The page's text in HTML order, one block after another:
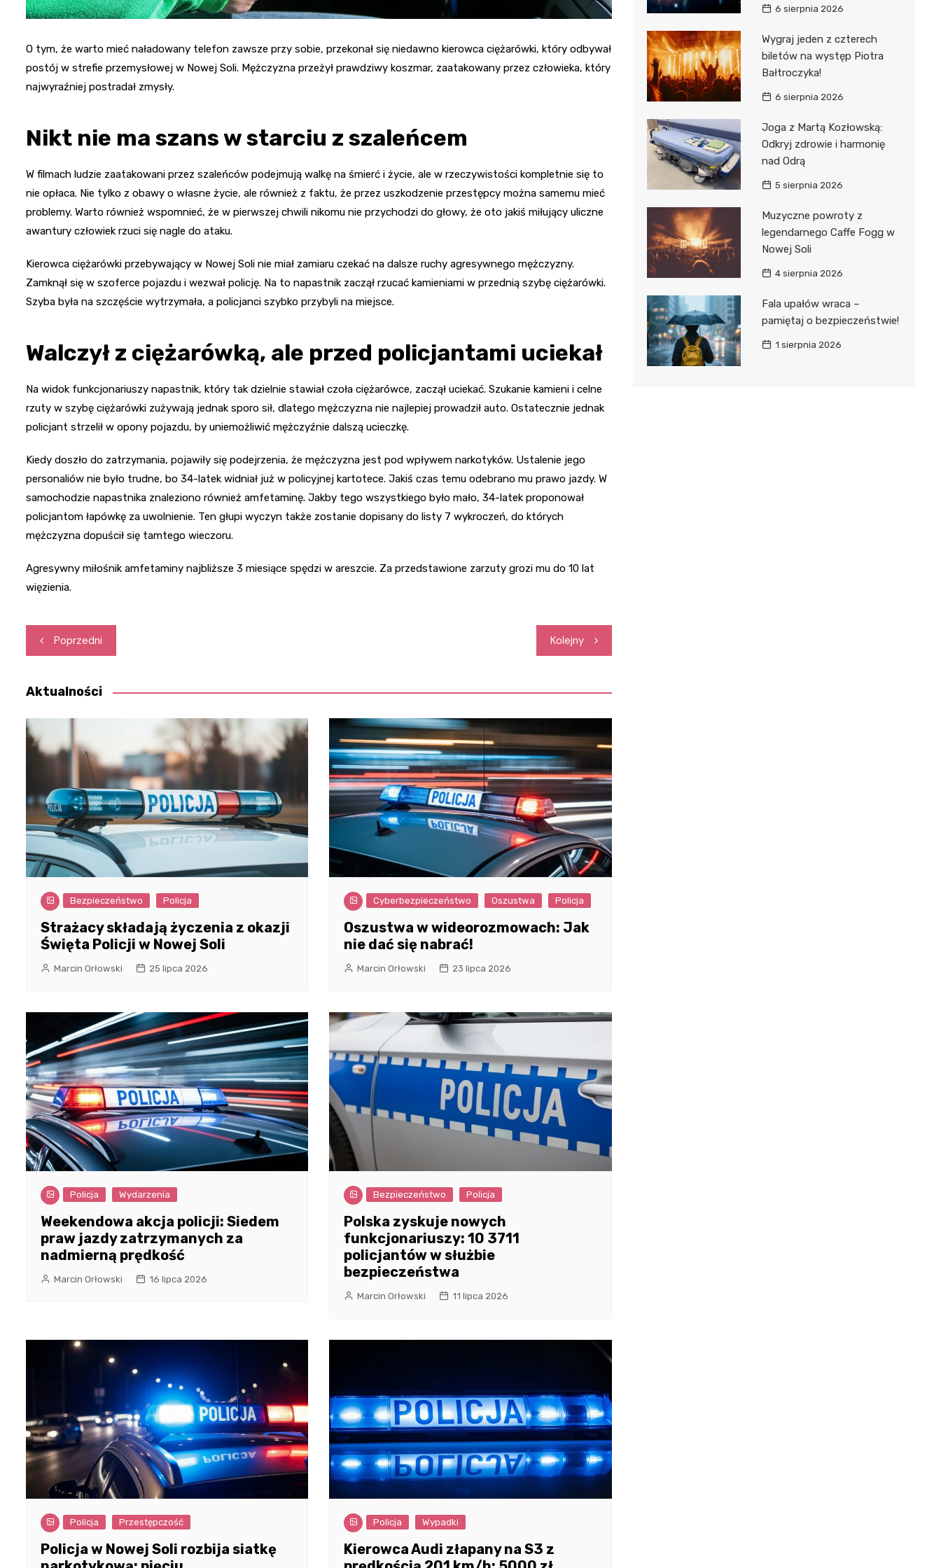
O tym, że warto mieć naładowany telefon zawsze przy sobie, przekonał się niedawno kierowca ciężarówki, który odbywał
postój w strefie przemysłowej w Nowej Soli. Mężczyzna przeżył prawdziwy koszmar, zaatakowany przez człowieka, który
najwyraźniej postradał zmysły.
Nikt nie ma szans w starciu z szaleńcem
W filmach ludzie zaatakowani przez szaleńców podejmują walkę na śmierć i życie, ale w rzeczywistości kompletnie się to
nie opłaca. Nie tylko z obawy o własne życie, ale również z faktu, że przez uszkodzenie przestępcy można samemu mieć
problemy. Warto również wspomnieć, że w pierwszej chwili nikomu nie przychodzi do głowy, że oto jakiś miłujący uliczne
awantury człowiek rzuci się nagle do ataku.
Kierowca ciężarówki przebywający w Nowej Soli nie miał zamiaru czekać na dalsze ruchy agresywnego mężczyzny.
Zamknął się w szoferce pojazdu i wezwał policję. Na to napastnik zaczął rzucać kamieniami w przednią szybę ciężarówki.
Szyba była na szczęście wytrzymała, a policjanci szybko przybyli na miejsce.
Walczył z ciężarówką, ale przed policjantami uciekał
Na widok funkcjonariuszy napastnik, który tak dzielnie stawiał czoła ciężarówce, zaczął uciekać. Szukanie kamieni i celne
rzuty w szybę ciężarówki zużywają jednak sporo sił, dlatego mężczyzna nie najlepiej prowadził auto. Ostatecznie jednak
policjant strzelił w opony pojazdu, by uniemożliwić mężczyźnie dalszą ucieczkę.
Kiedy doszło do zatrzymania, pojawiły się podejrzenia, że mężczyzna jest pod wpływem narkotyków. Ustalenie jego
personaliów nie było trudne, bo 34-latek widniał już w policyjnej kartotece. Jakiś czas temu odebrano mu prawo jazdy. W
samochodzie napastnika znaleziono również amfetaminę. Jakby tego wszystkiego było mało, 34-latek proponował
policjantom łapówkę za uwolnienie. Ten głupi wyczyn także zostanie dopisany do listy 7 wykroczeń, do których
mężczyzna dopuścił się tamtego wieczoru.
Agresywny miłośnik amfetaminy najbliższe 3 miesiące spędzi w areszcie. Za przedstawione zarzuty grozi mu do 10 lat
więzienia.
Nawigacja
wpisu
Poprzedni Kolejny
Aktualności
Bezpieczeństwo Policja
Strażacy składają życzenia z okazji
Święta Policji w Nowej Soli
Marcin Orłowski 25 lipca 2026
Cyberbezpieczeństwo Oszustwa Policja
Oszustwa w wideorozmowach: Jak
nie dać się nabrać!
Marcin Orłowski 23 lipca 2026
Policja Wydarzenia
Weekendowa akcja policji: Siedem
praw jazdy zatrzymanych za
nadmierną prędkość
Marcin Orłowski 16 lipca 2026
Bezpieczeństwo Policja
Polska zyskuje nowych
funkcjonariuszy: 10 3711
policjantów w służbie
bezpieczeństwa
Marcin Orłowski 11 lipca 2026
Policja Przestępczość
Policja w Nowej Soli rozbija siatkę
Policja Wypadki
Kierowca Audi złapany na S3 z
6 sierpnia 2026
Wygraj jeden z czterech
biletów na występ Piotra
Bałtroczyka!
6 sierpnia 2026
Joga z Martą Kozłowską:
Odkryj zdrowie i harmonię
nad Odrą
5 sierpnia 2026
Muzyczne powroty z
legendarnego Caffe Fogg w
Nowej Soli
4 sierpnia 2026
Fala upałów wraca –
pamiętaj o bezpieczeństwie!
1 sierpnia 2026